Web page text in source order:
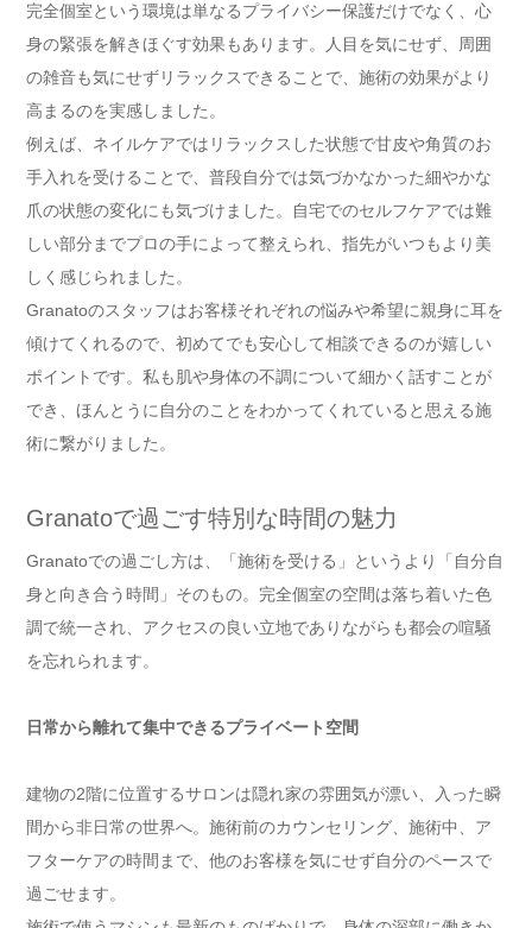
完全個室という環境は単なるプライバシー保護だけでなく、心
身の緊張を解きほぐす効果もあります。人目を気にせず、周囲
の雑音も気にせずリラックスできることで、施術の効果がより
高まるのを実感しました。
例えば、ネイルケアではリラックスした状態で甘皮や角質のお
手入れを受けることで、普段自分では気づかなかった細やかな
爪の状態の変化にも気づけました。自宅でのセルフケアでは難
しい部分までプロの手によって整えられ、指先がいつもより美
しく感じられました。
Granatoのスタッフはお客様それぞれの悩みや希望に親身に耳を
傾けてくれるので、初めてでも安心して相談できるのが嬉しい
ポイントです。私も肌や身体の不調について細かく話すことが
でき、ほんとうに自分のことをわかってくれていると思える施
術に繋がりました。
Granatoで過ごす特別な時間の魅力
Granatoでの過ごし方は、「施術を受ける」というより「自分自
身と向き合う時間」そのもの。完全個室の空間は落ち着いた色
調で統一され、アクセスの良い立地でありながらも都会の喧騒
を忘れられます。
日常から離れて集中できるプライベート空間
建物の2階に位置するサロンは隠れ家の雰囲気が漂い、入った瞬
間から非日常の世界へ。施術前のカウンセリング、施術中、ア
フターケアの時間まで、他のお客様を気にせず自分のペースで
過ごせます。